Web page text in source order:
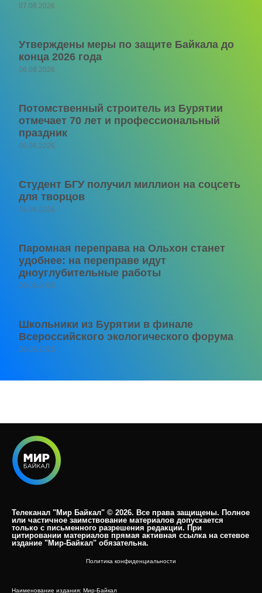
07.08.2026
Утверждены меры по защите Байкала до
конца 2026 года
06.08.2026
Потомственный строитель из Бурятии
отмечает 70 лет и профессиональный
праздник
06.08.2026
Студент БГУ получил миллион на соцсеть
для творцов
06.08.2026
Паромная переправа на Ольхон станет
удобнее: на переправе идут
дноуглубительные работы
06.08.2026
Школьники из Бурятии в финале
Всероссийского экологического форума
06.08.2026
Телеканал "Мир Байкал" © 2026. Все права защищены. Полное
или частичное заимствование материалов допускается
только с письменного разрешения редакции. При
цитировании материалов прямая активная ссылка на сетевое
издание "Мир-Байкал" обязательна.​
Политика конфиденциальности
Наименование издания: Мир-Байкал